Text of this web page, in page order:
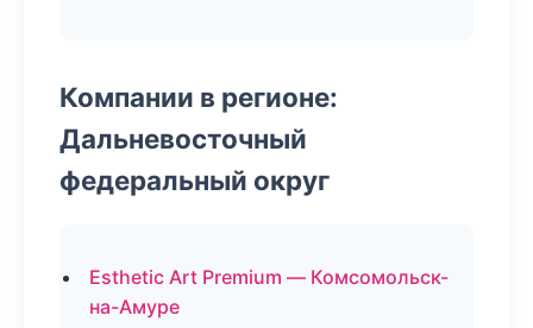
Компании в регионе:
Дальневосточный
федеральный округ
Esthetic Art Premium — Комсомольск-
на-Амуре